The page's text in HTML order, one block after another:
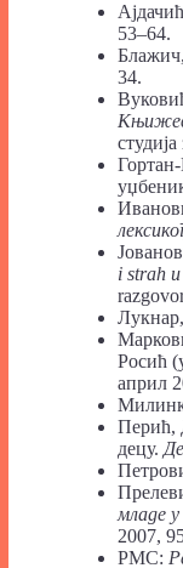
53–64.
34.
i strah
Росић
април
Перић,
децу.
младе
2007,
РМС: